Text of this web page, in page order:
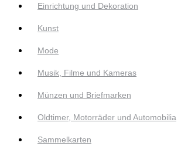
Einrichtung und Dekoration
Kunst
Mode
Musik, Filme und Kameras
Münzen und Briefmarken
Oldtimer, Motorräder und Automobilia
Sammelkarten